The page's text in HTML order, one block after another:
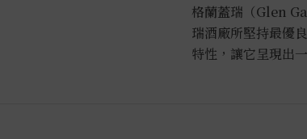
格蘭蓋瑞（Glen
瑞酒廠所堅持最優
特性，讓它呈現出